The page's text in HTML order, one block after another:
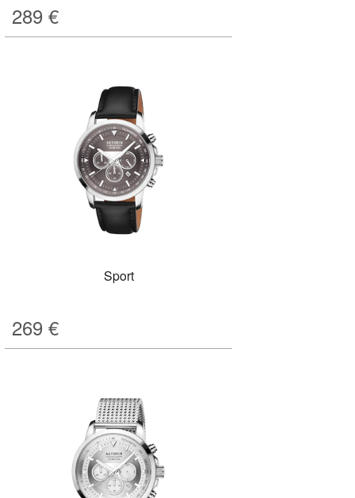
289 €
Sport
269 €